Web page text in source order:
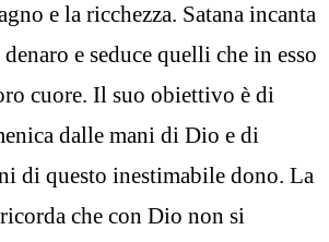
e la ricchezza. Satana incanta
e seduce quelli che in esso
cuore. Il suo obiettivo è di
dalle mani di Dio e di
di questo inestimabile dono. La
che con Dio non si